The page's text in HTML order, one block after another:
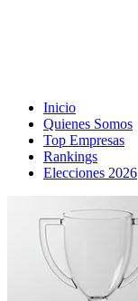
Inicio
Quienes Somos
Top Empresas
Rankings
Elecciones 2026